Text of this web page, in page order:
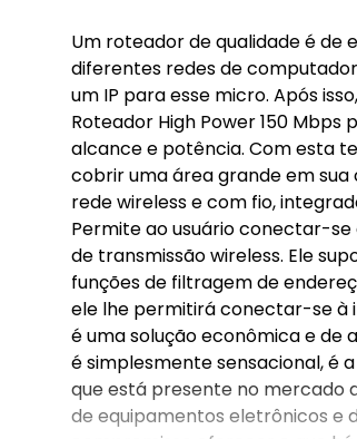
Um roteador de qualidade é
diferentes redes de
um IP para esse micro. Após
Roteador High Power 150
alcance e potência. Com esta
cobrir uma área grande em
rede wireless e com fio,
Permite ao usuário conectar-se
de transmissão wireless. Ele
funções de filtragem de
ele lhe permitirá conectar-se à
é uma solução econômica e de
é simplesmente sensacional, é
que está presente no mercado
de equipamentos eletrônicos e